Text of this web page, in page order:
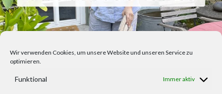
Wir verwenden Cookies, um unsere Website und unseren Service zu
optimieren.
Funktional Immer aktiv